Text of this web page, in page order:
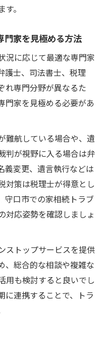
。
門家を見極める方法
況に応じて最適な専門家
護士、司法書士、税理
れ専門分野が異なるた
門家を見極める必要があ
難航している場合や、遺
判が視野に入る場合は弁
義変更、遺言執行などは
対策は税理士が得意とし
守口市での家相続トラブ
対応姿勢を確認しましょ
ストップサービスを提供
、総合的な相談や複雑な
用も検討すると良いでし
に連携することで、トラ